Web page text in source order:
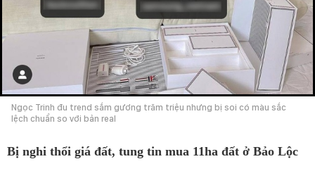
Ngọc Trinh đu trend sắm gương trăm triệu nhưng bị soi có màu sắc
lệch chuẩn so với bản real
Bị nghi thổi giá đất, tung tin mua 11ha đất ở Bảo Lộc